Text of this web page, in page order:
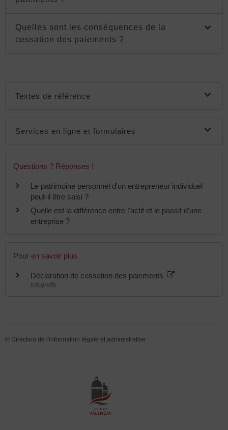
Quelles sont les conséquences de la
cessation des paiements ?
Textes de référence
Services en ligne et formulaires
Questions ? Réponses !
Le patrimoine personnel d'un entrepreneur individuel
peut-il être saisi ?
Quelle est la différence entre l'actif et le passif d'une
entreprise ?
Pour en savoir plus
Déclaration de cessation des paiements
Infogreffe
© Direction de l'information légale et administrative